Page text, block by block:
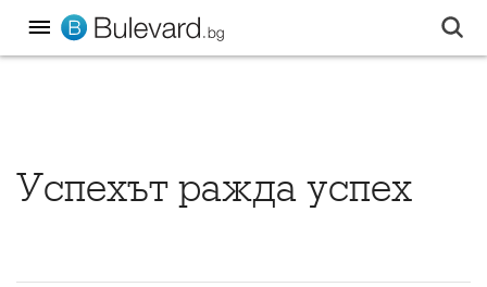
Успехът ражда успех